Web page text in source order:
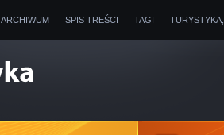
ARCHIWUM SPIS TREŚCI TAGI